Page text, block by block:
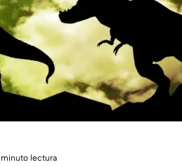
minuto lectura